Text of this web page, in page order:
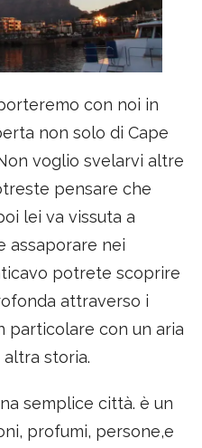
con noi in
non solo di Cape
voglio svelarvi altre
pensare che
lei va vissuta a
assaporare nei
potrete scoprire
attraverso i
particolare con un aria
altra storia.
semplice città. è un
profumi, persone,e